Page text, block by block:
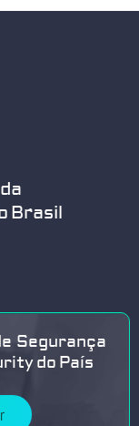
Brasil
Segurança
do País